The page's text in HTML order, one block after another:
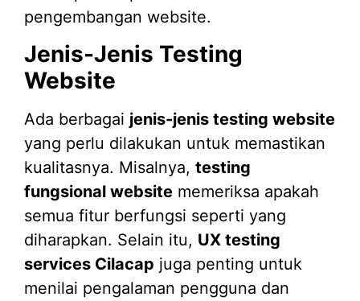
pengembangan website.
Jenis-Jenis Testing
Website
Ada berbagai jenis-jenis testing website
yang perlu dilakukan untuk memastikan
kualitasnya. Misalnya, testing
fungsional website memeriksa apakah
semua fitur berfungsi seperti yang
diharapkan. Selain itu, UX testing
services Cilacap juga penting untuk
menilai pengalaman pengguna dan